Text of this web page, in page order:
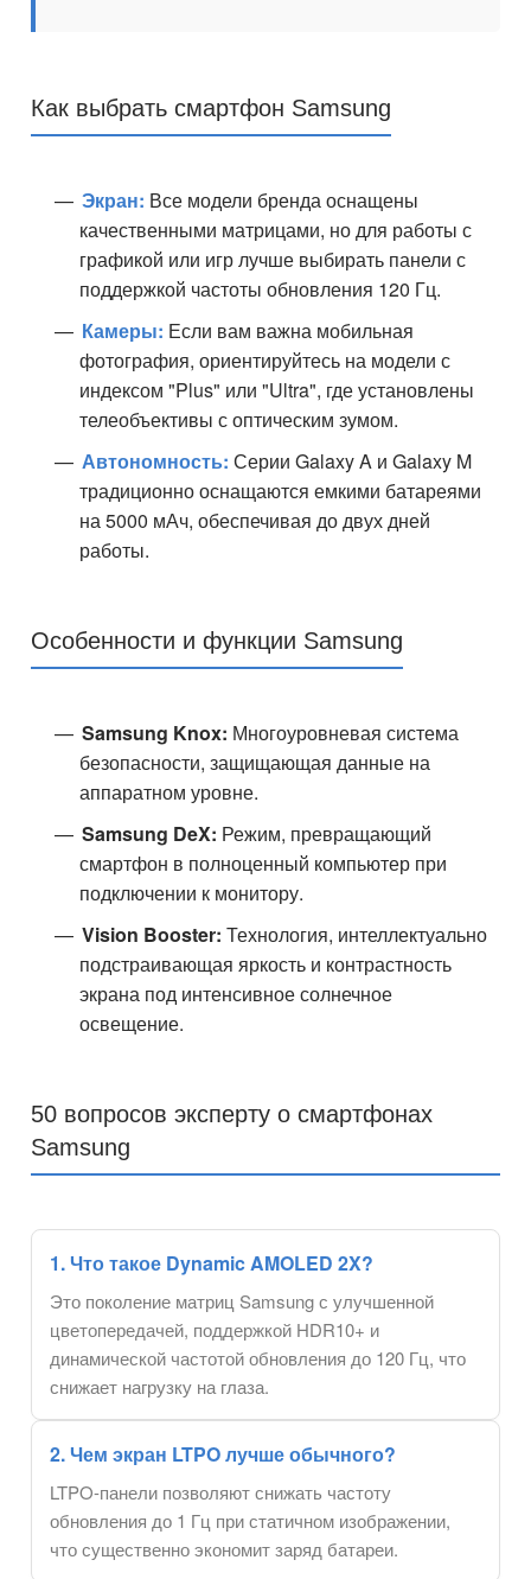
Как выбрать смартфон Samsung
Экран: Все модели бренда оснащены
качественными матрицами, но для работы с
графикой или игр лучше выбирать панели с
поддержкой частоты обновления 120 Гц.
Камеры: Если вам важна мобильная
фотография, ориентируйтесь на модели с
индексом "Plus" или "Ultra", где установлены
телеобъективы с оптическим зумом.
Автономность: Серии Galaxy A и Galaxy M
традиционно оснащаются емкими батареями
на 5000 мАч, обеспечивая до двух дней
работы.
Особенности и функции Samsung
Samsung Knox: Многоуровневая система
безопасности, защищающая данные на
аппаратном уровне.
Samsung DeX: Режим, превращающий
смартфон в полноценный компьютер при
подключении к монитору.
Vision Booster: Технология, интеллектуально
подстраивающая яркость и контрастность
экрана под интенсивное солнечное
освещение.
50 вопросов эксперту о смартфонах
Samsung
1. Что такое Dynamic AMOLED 2X?
Это поколение матриц Samsung с улучшенной
цветопередачей, поддержкой HDR10+ и
динамической частотой обновления до 120 Гц, что
снижает нагрузку на глаза.
2. Чем экран LTPO лучше обычного?
LTPO-панели позволяют снижать частоту
обновления до 1 Гц при статичном изображении,
что существенно экономит заряд батареи.